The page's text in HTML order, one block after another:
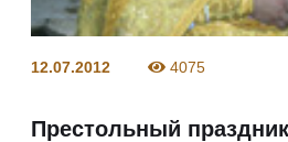
12.07.2012 4075
Престольный